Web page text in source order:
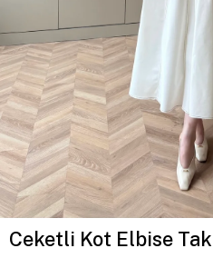
Ceketli Kot Elbise